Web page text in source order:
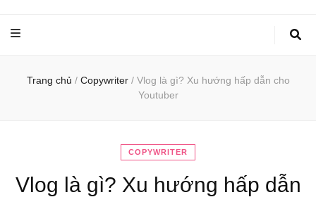
Trang chủ / Copywriter / Vlog là gì? Xu hướng hấp dẫn cho
Youtuber
COPYWRITER
Vlog là gì? Xu hướng hấp dẫn